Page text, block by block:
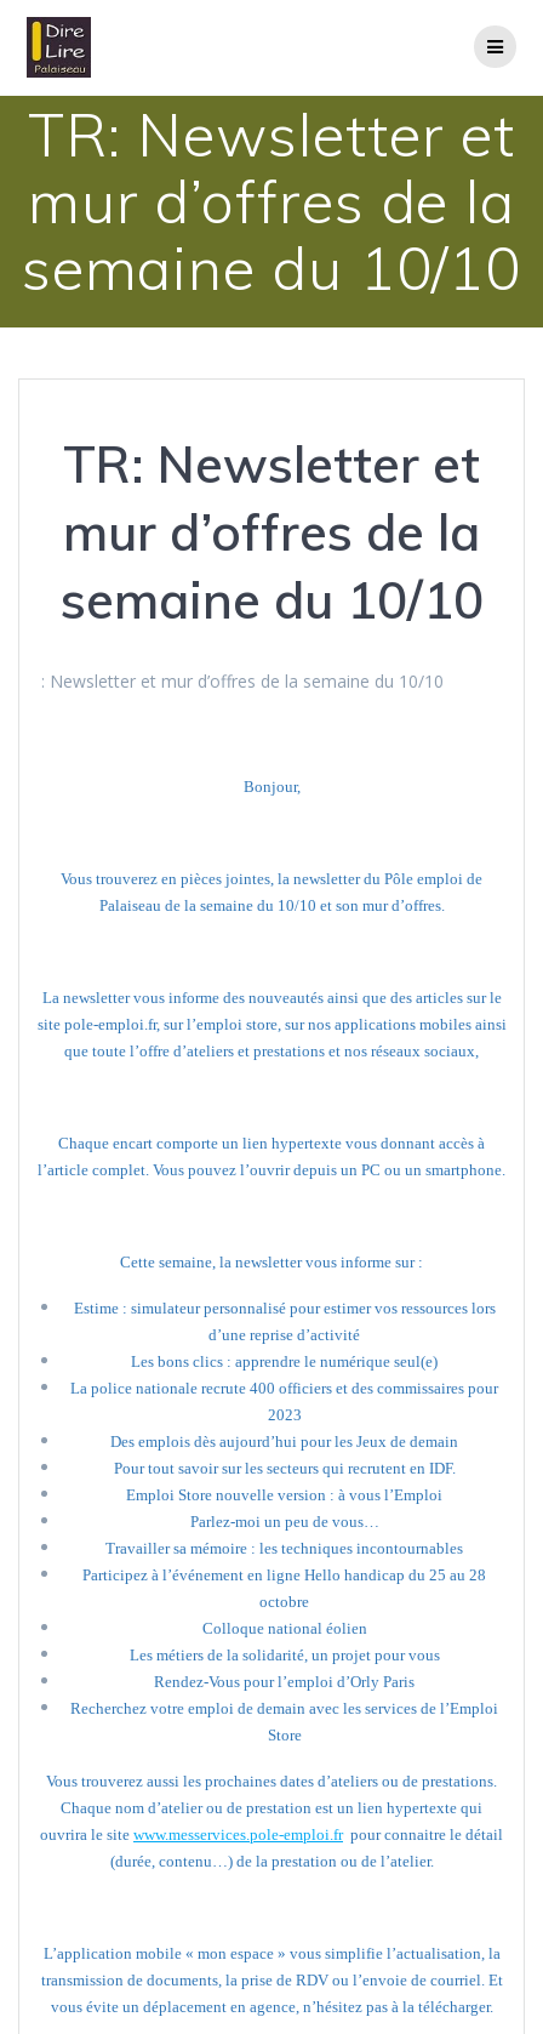
TR: Newsletter et
mur d’offres de la
semaine du 10/10
TR: Newsletter et
mur d’offres de la
semaine du 10/10
: Newsletter et mur d’offres de la semaine du 10/10
Bonjour,
Vous trouverez en pièces jointes, la newsletter du Pôle emploi de
Palaiseau de la semaine du 10/10 et son mur d’offres.
La newsletter vous informe des nouveautés ainsi que des articles sur le
site pole-emploi.fr, sur l’emploi store, sur nos applications mobiles ainsi
que toute l’offre d’ateliers et prestations et nos réseaux sociaux,
Chaque encart comporte un lien hypertexte vous donnant accès à
l’article complet. Vous pouvez l’ouvrir depuis un PC ou un smartphone.
Cette semaine, la newsletter vous informe sur :
Estime : simulateur personnalisé pour estimer vos ressources lors
d’une reprise d’activité
Les bons clics : apprendre le numérique seul(e)
La police nationale recrute 400 officiers et des commissaires pour
2023
Des emplois dès aujourd’hui pour les Jeux de demain
Pour tout savoir sur les secteurs qui recrutent en IDF.
Emploi Store nouvelle version : à vous l’Emploi
Parlez-moi un peu de vous…
Travailler sa mémoire : les techniques incontournables
Participez à l’événement en ligne Hello handicap du 25 au 28
octobre
Colloque national éolien
Les métiers de la solidarité, un projet pour vous
Rendez-Vous pour l’emploi d’Orly Paris
Recherchez votre emploi de demain avec les services de l’Emploi
Store
Vous trouverez aussi les prochaines dates d’ateliers ou de prestations.
Chaque nom d’atelier ou de prestation est un lien hypertexte qui
ouvrira le site www.messervices.pole-emploi.frpour connaitre le détail
(durée, contenu…) de la prestation ou de l’atelier.
L’application mobile « mon espace » vous simplifie l’actualisation, la
transmission de documents, la prise de RDV ou l’envoie de courriel. Et
vous évite un déplacement en agence, n’hésitez pas à la télécharger.